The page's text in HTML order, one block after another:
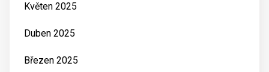
Květen 2025
Duben 2025
Březen 2025